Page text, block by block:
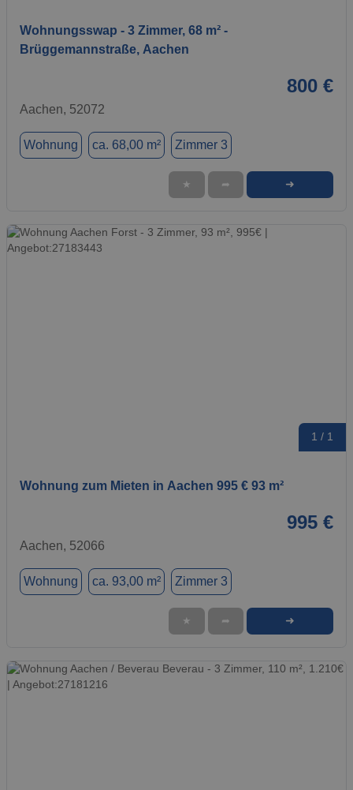
Wohnungsswap - 3 Zimmer, 68 m² -
Brüggemannstraße, Aachen
800 €
Aachen, 52072
Wohnung ca. 68,00 m² Zimmer 3
★ ➦ ➜
1 / 1
Wohnung zum Mieten in Aachen 995 € 93 m²
995 €
Aachen, 52066
Wohnung ca. 93,00 m² Zimmer 3
★ ➦ ➜